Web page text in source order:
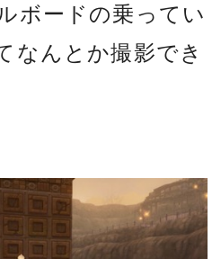
ボードの乗ってい
なんとか撮影でき